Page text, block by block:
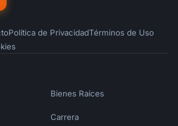
Política de PrivacidadTérminos de Uso
Bienes Raíces
Carrera